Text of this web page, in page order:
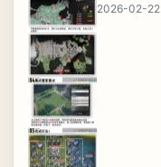
2026-02-22